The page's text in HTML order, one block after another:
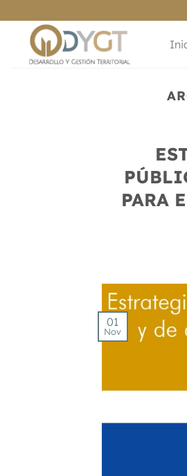
al
contenido
PARA
01
Nov